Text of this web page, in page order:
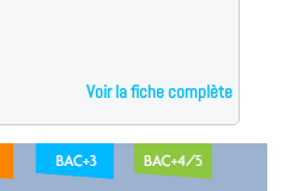
Voir la fiche complète